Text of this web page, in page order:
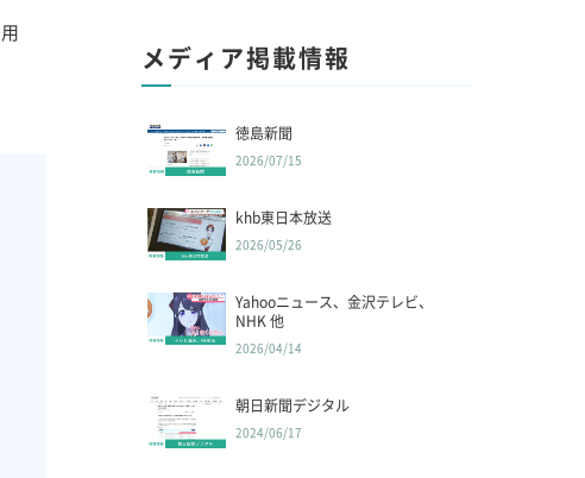
メディア掲載情報
徳島新聞
2026/07/15
khb東日本放送
2026/05/26
Yahooニュース、金沢テレビ、
NHK 他
2026/04/14
朝日新聞デジタル
2024/06/17